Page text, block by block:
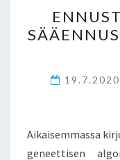
19.7.2020
Aikaisemmassa
geneettisen